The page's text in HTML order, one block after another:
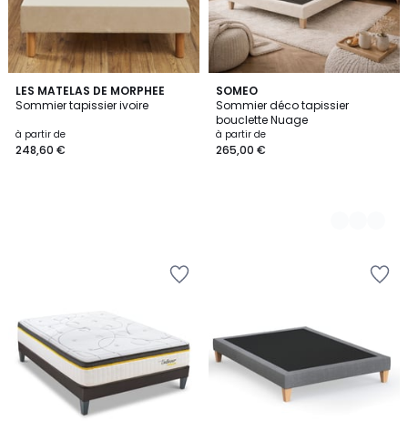
LES MATELAS DE MORPHEE
Sommier tapissier ivoire
à partir de
248,60 €
SOMEO
Sommier déco tapissier
bouclette Nuage
à partir de
265,00 €
5
Couleurs